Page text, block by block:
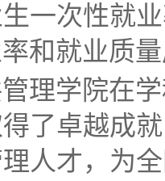
一次性就
和就业质
理学院在
了卓越成
人才，为